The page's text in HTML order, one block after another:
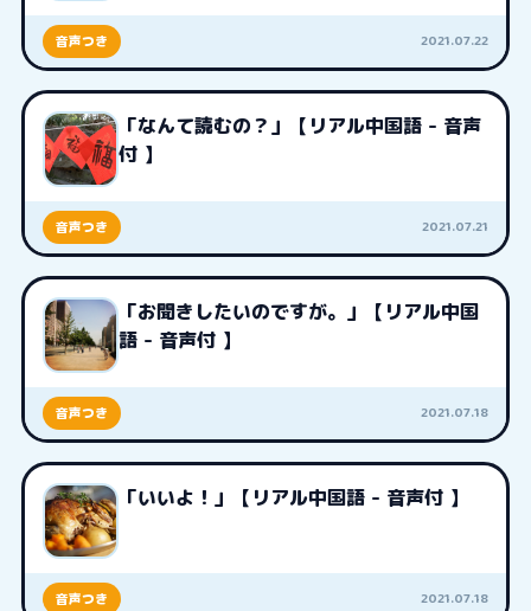
音声つき 2021.07.22
「なんて読むの？」【リアル中国語 - 音声
付 】
音声つき 2021.07.21
「お聞きしたいのですが。」【リアル中国
語 - 音声付 】
音声つき 2021.07.18
「いいよ！」【リアル中国語 - 音声付 】
音声つき 2021.07.18